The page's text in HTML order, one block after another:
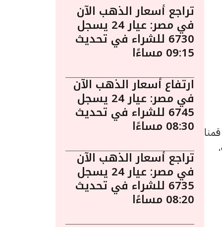
تراجع أسعار الذهب الآن
في مصر: عيار 24 يسجل
6730 للشراء في تحديث
09:15 مساءًا
ارتفاع أسعار الذهب الآن
في مصر: عيار 24 يسجل
6745 للشراء في تحديث
08:30 مساءًا
تراجع أسعار الذهب الآن
في مصر: عيار 24 يسجل
6735 للشراء في تحديث
08:20 مساءًا